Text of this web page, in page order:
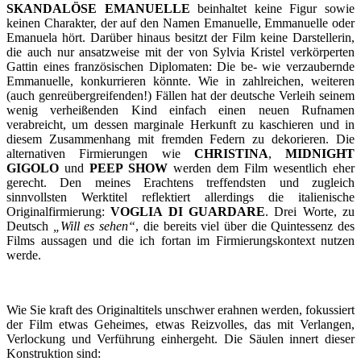
SKANDALÖSE EMANUELLE beinhaltet keine Figur sowie
keinen Charakter, der auf den Namen Emanuelle, Emmanuelle oder
Emanuela hört. Darüber hinaus besitzt der Film keine Darstellerin,
die auch nur ansatzweise mit der von Sylvia Kristel verkörperten
Gattin eines französischen Diplomaten: Die be- wie verzaubernde
Emmanuelle, konkurrieren könnte. Wie in zahlreichen, weiteren
(auch genreübergreifenden!) Fällen hat der deutsche Verleih seinem
wenig verheißenden Kind einfach einen neuen Rufnamen
verabreicht, um dessen marginale Herkunft zu kaschieren und in
diesem Zusammenhang mit fremden Federn zu dekorieren. Die
alternativen Firmierungen wie CHRISTINA, MIDNIGHT
GIGOLO und PEEP SHOW werden dem Film wesentlich eher
gerecht. Den meines Erachtens treffendsten und zugleich
sinnvollsten Werktitel reflektiert allerdings die italienische
Originalfirmierung:VOGLIA DI GUARDARE. Drei Worte, zu
Deutsch
„Will es sehen“, die bereits viel über die Quintessenz des
Films aussagen und die ich fortan im Firmierungskontext nutzen
werde.
Wie Sie kraft des Originaltitels unschwer erahnen werden, fokussiert
der Film etwas Geheimes, etwas Reizvolles, das mit Verlangen,
Verlockung und Verführung einhergeht. Die Säulen innert dieser
Konstruktion sind: